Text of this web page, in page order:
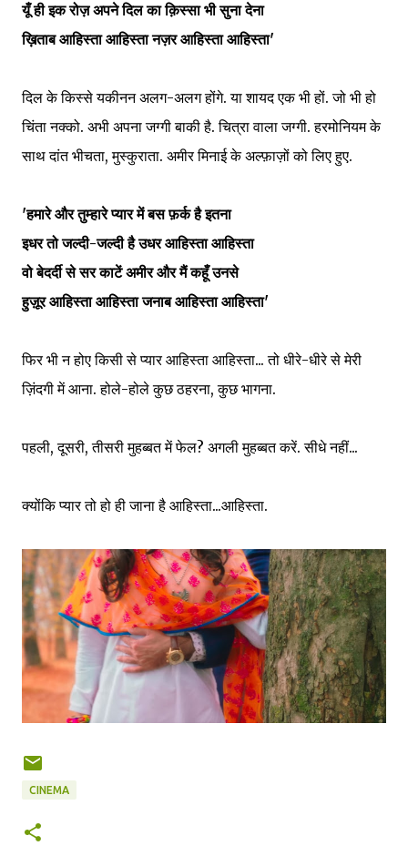
यूँ ही इक रोज़ अपने दिल का क़िस्सा भी सुना देना
ख़िताब आहिस्ता आहिस्ता नज़र आहिस्ता आहिस्ता'
दिल के किस्से यकीनन अलग-अलग होंगे. या शायद एक भी हों. जो भी हो
चिंता नक्को. अभी अपना जग्गी बाकी है. चित्रा वाला जग्गी. हरमोनियम के
साथ दांत भीचता, मुस्कुराता. अमीर मिनाई के अल्फ़ाज़ों को लिए हुए.
'हमारे और तुम्हारे प्यार में बस फ़र्क है इतना
इधर तो जल्दी-जल्दी है उधर आहिस्ता आहिस्ता
वो बेदर्दी से सर काटें अमीर और मैं कहूँ उनसे
हुज़ूर आहिस्ता आहिस्ता जनाब आहिस्ता आहिस्ता'
फिर भी न होए किसी से प्यार आहिस्ता आहिस्ता... तो धीरे-धीरे से मेरी
ज़िंदगी में आना. होले-होले कुछ ठहरना, कुछ भागना.
पहली, दूसरी, तीसरी मुहब्बत में फेल? अगली मुहब्बत करें. सीधे नहीं...
क्योंकि प्यार तो हो ही जाना है आहिस्ता...आहिस्ता.
CINEMA